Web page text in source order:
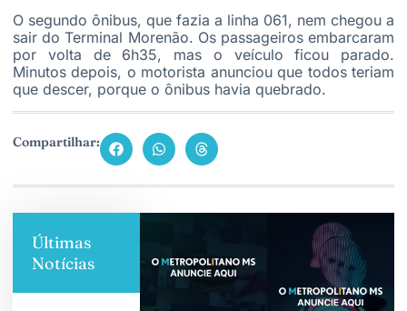
O segundo ônibus, que fazia a linha 061, nem chegou a
sair do Terminal Morenão. Os passageiros embarcaram
por volta de 6h35, mas o veículo ficou parado.
Minutos depois, o motorista anunciou que todos teriam
que descer, porque o ônibus havia quebrado.
Compartilhar:
Últimas
Notícias